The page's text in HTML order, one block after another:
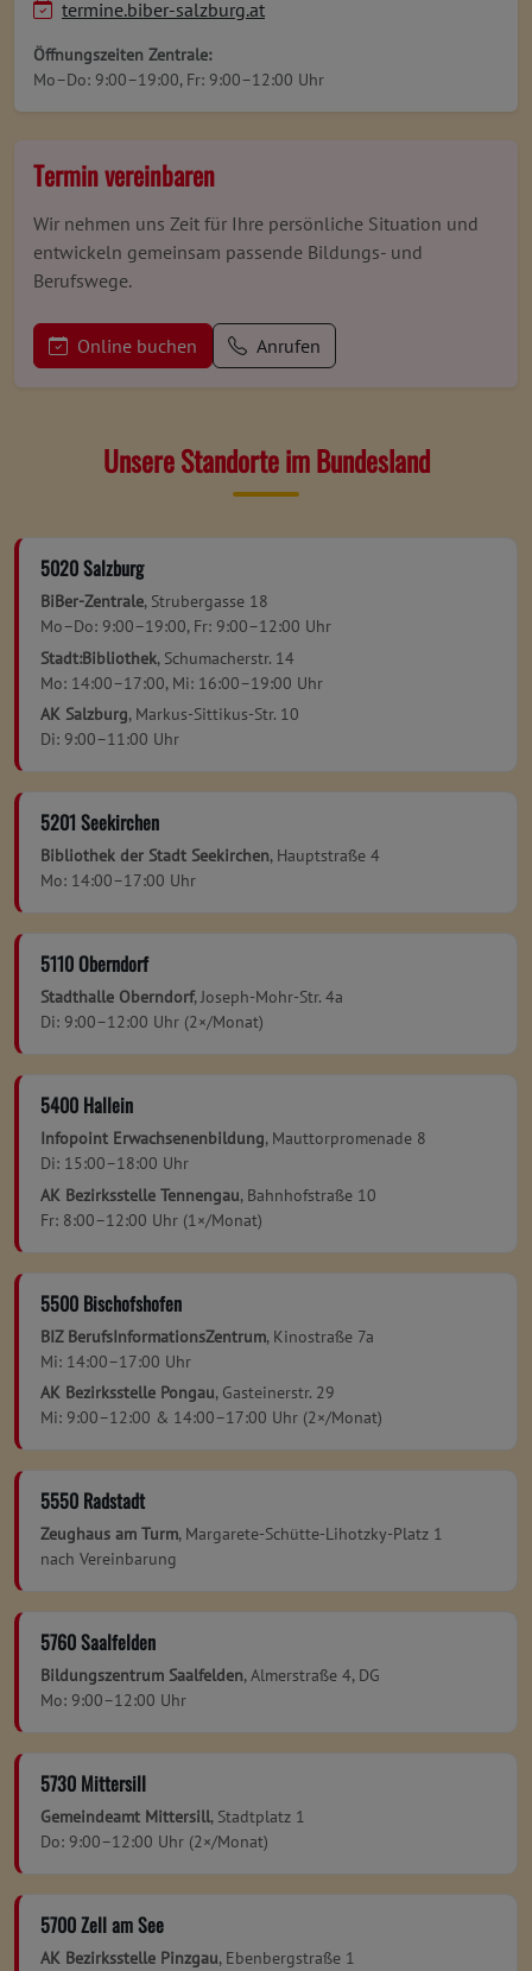
termine.biber-salzburg.at
Öffnungszeiten Zentrale:
Mo–Do: 9:00–19:00, Fr: 9:00–12:00 Uhr
Termin vereinbaren
Wir nehmen uns Zeit für Ihre persönliche Situation und
entwickeln gemeinsam passende Bildungs- und
Berufswege.
Online buchen Anrufen
Unsere Standorte im Bundesland
5020 Salzburg
BiBer-Zentrale, Strubergasse 18
Mo–Do: 9:00–19:00, Fr: 9:00–12:00 Uhr
Stadt:Bibliothek, Schumacherstr. 14
Mo: 14:00–17:00, Mi: 16:00–19:00 Uhr
AK Salzburg, Markus-Sittikus-Str. 10
Di: 9:00–11:00 Uhr
5201 Seekirchen
Bibliothek der Stadt Seekirchen, Hauptstraße 4
Mo: 14:00–17:00 Uhr
5110 Oberndorf
Stadthalle Oberndorf, Joseph-Mohr-Str. 4a
Di: 9:00–12:00 Uhr (2×/Monat)
5400 Hallein
Infopoint Erwachsenenbildung, Mauttorpromenade 8
Di: 15:00–18:00 Uhr
AK Bezirksstelle Tennengau, Bahnhofstraße 10
Fr: 8:00–12:00 Uhr (1×/Monat)
5500 Bischofshofen
BIZ BerufsInformationsZentrum, Kinostraße 7a
Mi: 14:00–17:00 Uhr
AK Bezirksstelle Pongau, Gasteinerstr. 29
Mi: 9:00–12:00 & 14:00–17:00 Uhr (2×/Monat)
5550 Radstadt
Zeughaus am Turm, Margarete-Schütte-Lihotzky-Platz 1
nach Vereinbarung
5760 Saalfelden
Bildungszentrum Saalfelden, Almerstraße 4, DG
Mo: 9:00–12:00 Uhr
5730 Mittersill
Gemeindeamt Mittersill, Stadtplatz 1
Do: 9:00–12:00 Uhr (2×/Monat)
5700 Zell am See
AK Bezirksstelle Pinzgau, Ebenbergstraße 1